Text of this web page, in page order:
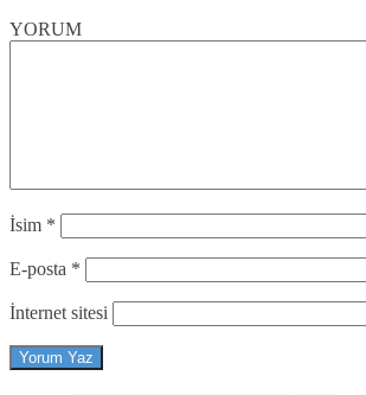
YORUM
İsim *
E-posta *
İnternet sitesi